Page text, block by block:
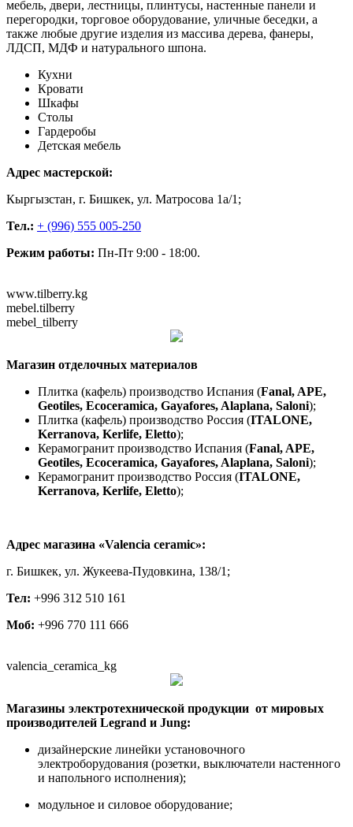
мебель, двери, лестницы, плинтусы, настенные панели и
перегородки, торговое оборудование, уличные беседки, а
также любые другие изделия из массива дерева, фанеры,
ЛДСП, МДФ и натурального шпона.
Кухни
Кровати
Шкафы
Столы
Гардеробы
Детская мебель
Адрес мастерской:
Кыргызстан, г. Бишкек, ул. Матросова 1а/1;
Тел.: + (996) 555 005-250
Режим работы: Пн-Пт 9:00 - 18:00.
www.tilberry.kg
mebel.tilberry
mebel_tilberry
Магазин отделочных материалов
Плитка (кафель) производство Испания (Fanal, APE,
Geotiles, Ecoceramica, Gayafores, Alaplana, Saloni);
Плитка (кафель) производство Россия (ITALONE,
Kerranova, Kerlife, Eletto);
Керамогранит производство Испания (Fanal, APE,
Geotiles, Ecoceramica, Gayafores, Alaplana, Saloni);
Керамогранит производство Россия (ITALONE,
Kerranova, Kerlife, Eletto);
Адрес магазина «Valencia ceramic»:
г. Бишкек, ул. Жукеева-Пудовкина, 138/1;
Тел: +996 312 510 161
Моб: +996 770 111 666
valencia_ceramica_kg
Магазины электротехнической продукции от мировых
производителей Legrand и Jung:
дизайнерские линейки установочного
электроборудования (розетки, выключатели настенного
и напольного исполнения);
модульное и силовое оборудование;